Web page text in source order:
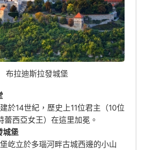
布拉迪斯拉發城堡
於14世紀，歷史上11位君主（10位
蕾西亞女王）在這里加冕。
城堡
屹立於多瑙河畔古城西邊的小山